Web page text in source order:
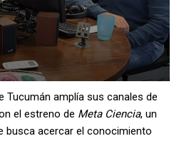
Tucumán amplía sus canales de
el estreno de Meta Ciencia, un
busca acercar el conocimiento